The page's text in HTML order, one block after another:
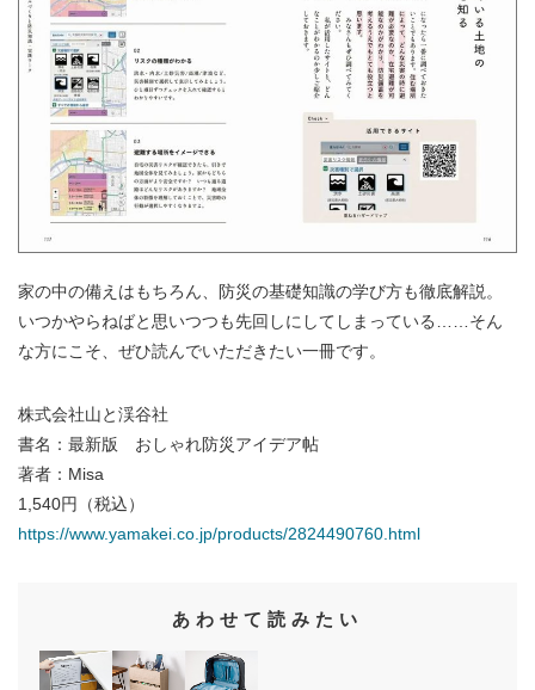
家の中の備えはもちろん、防災の基礎知識の学び方も徹底解説。
いつかやらねばと思いつつも先回しにしてしまっている……そん
な方にこそ、ぜひ読んでいただきたい一冊です。
株式会社山と渓谷社
書名：最新版 おしゃれ防災アイデア帖
著者：Misa
1,540円（税込）
https://www.yamakei.co.jp/products/2824490760.html
あわせて読みたい